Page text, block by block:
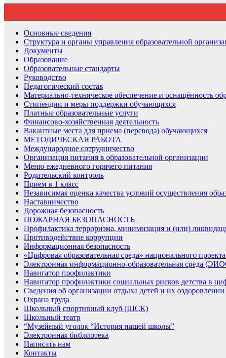
Основные сведения
Структура и органы управления образовательной
Документы
Образование
Образовательные стандарты
Руководство
Педагогический состав
Материально-техническое обеспечение и оснащённость
Стипендии и меры поддержки обучающихся
Платные образовательные услуги
Финансово-хозяйственная деятельность
Вакантные места для приема (перевода) обучающихся
МЕТОДИЧЕСКАЯ РАБОТА
Международное сотрудничество
Организация питания в образовательной организации
Меню ежедневного горячего питания
Родительский контроль
Прием в 1 класс
Независимая оценка качества условий осуществления
Наставничество
Дорожная безопасность
ПОЖАРНАЯ БЕЗОПАСНОСТЬ
Профилактика терроризма, минимизация и (или)
Противодействие коррупции
Информационная безопасность
«Цифровая образовательная среда» национального
Электронная информационно-образовательная среда
Навигатор профилактики
Навигатор профилактики социальных рисков детства в
Сведения об организации отдыха детей и их оздоровлении
Охрана труда
Школьный спортивный клуб (ШСК)
Школьный театр
“Музейный уголок “История нашей школы”
Электронная библиотека
Написать нам
Контакты